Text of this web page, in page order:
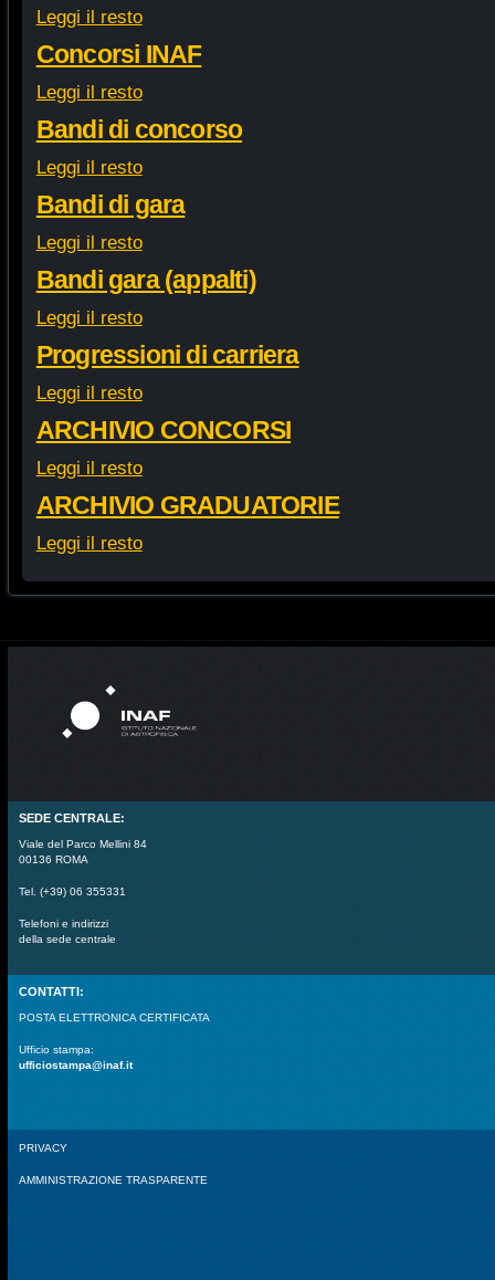
Leggi il resto
Concorsi INAF
Leggi il resto
Bandi di concorso
Leggi il resto
Bandi di gara
Leggi il resto
Bandi gara (appalti)
Leggi il resto
Progressioni di carriera
Leggi il resto
ARCHIVIO CONCORSI
Leggi il resto
ARCHIVIO GRADUATORIE
Leggi il resto
SEDE CENTRALE:
Viale del Parco Mellini 84
00136 ROMA
Tel. (+39) 06 355331
Telefoni e indirizzi
della sede centrale
CONTATTI:
POSTA ELETTRONICA CERTIFICATA
Ufficio stampa:
ufficiostampa@inaf.it
PRIVACY
AMMINISTRAZIONE TRASPARENTE